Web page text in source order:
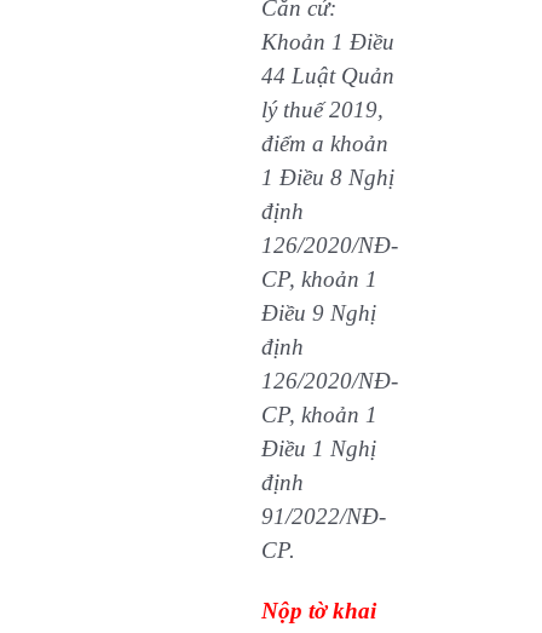
Căn cứ:
Khoản 1 Điều
44 Luật Quản
lý thuế 2019,
điểm a khoản
1 Điều 8 Nghị
định
126/2020/NĐ-
CP, khoản 1
Điều 9 Nghị
định
126/2020/NĐ-
CP, khoản 1
Điều 1 Nghị
định
91/2022/NĐ-
CP.
Nộp tờ khai